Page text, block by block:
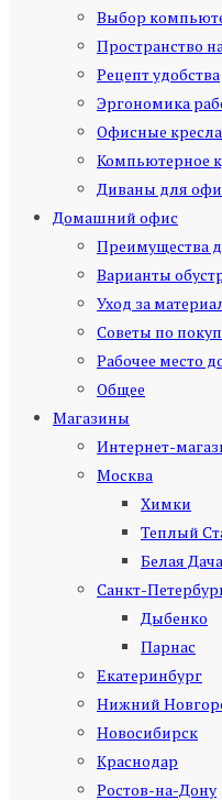
Выбор
Пространство
Рецепт удобства
Эргономика
Офисные кресла
Компьютерное
Диваны для
Домашний офис
Преимущества
Варианты
Уход за
Советы по
Рабочее место
Общее
Магазины
Интернет-
Москва
Химки
Теплый
Белая Дача
Санкт-
Дыбенко
Парнас
Екатеринбург
Нижний
Новосибирск
Краснодар
Ростов-на-Дону